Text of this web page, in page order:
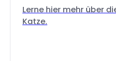
Lerne hier mehr über
Katze.